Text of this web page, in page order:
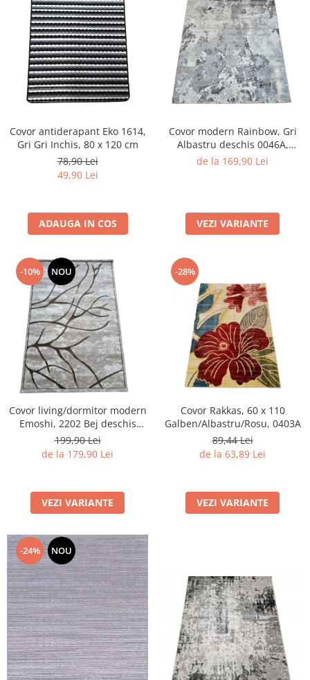
Covor antiderapant Eko 1614,
Gri Gri Inchis, 80 x 120 cm
78,90 Lei
49,90 Lei
ADAUGA IN COS
Covor modern Rainbow, Gri
Albastru deschis 0046A,
Living, Dormitor, Hol, 160 x
de la 169,90 Lei
VEZI VARIANTE
-10% NOU
Covor living/dormitor modern
Emoshi, 2202 Bej deschis
Maro
199,90 Lei
de la 179,90 Lei
VEZI VARIANTE
-28%
Covor Rakkas, 60 x 110
Galben/Albastru/Rosu, 0403A
89,44 Lei
de la 63,89 Lei
VEZI VARIANTE
-24% NOU